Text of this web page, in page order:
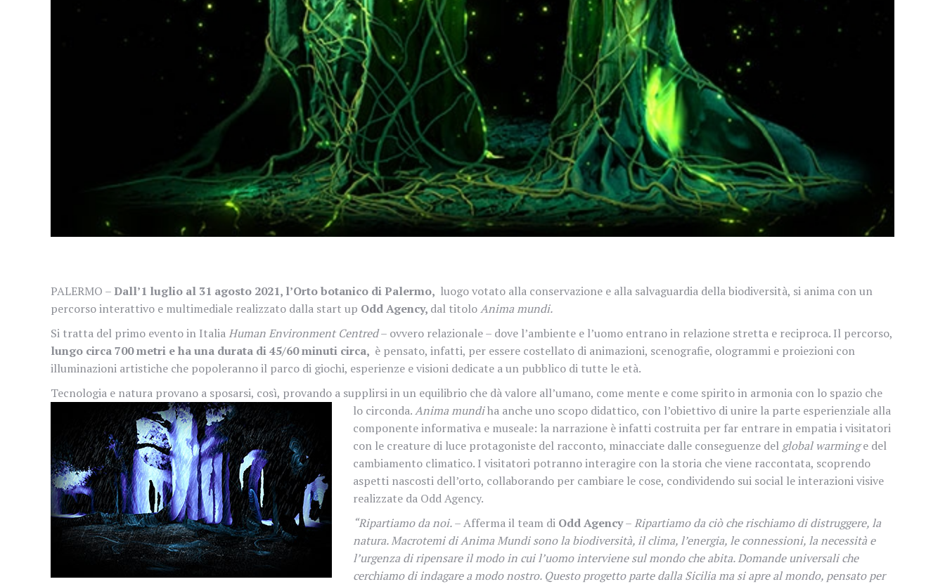
PALERMO –Dall’1 luglio al 31 agosto 2021, l’Orto botanico di Palermo, luogo votato alla conservazione e alla salvaguardia della biodiversità, si anima con un
percorso interattivo e multimediale realizzato dalla start up Odd Agency, dal titoloAnima mundi.
Si tratta del primo evento in ItaliaHuman Environment Centred– ovvero relazionale – dove l’ambiente e l’uomo entrano in relazione stretta e reciproca. Il percorso,
lungo circa 700 metri e ha una durata di 45/60 minuti circa, è pensato, infatti, per essere costellato di animazioni, scenografie, ologrammi e proiezioni con
illuminazioni artistiche che popoleranno il parco di giochi, esperienze e visioni dedicate a un pubblico di tutte le età.
Tecnologia e natura provano a sposarsi, così, provando a supplirsi in un equilibrio che dà valore all’umano, come mente e come spirito in armonia con lo spazio che
lo circonda.Anima mundiha ancheuno scopo didattico, con l’obiettivo di unire la parte esperienziale alla
componente informativa e museale: la narrazione è infatti costruita per far entrare in empatia i visitatori
con le creature di luce protagoniste del racconto, minacciate dalle conseguenze del global warminge del
cambiamento climatico. I visitatori potranno interagire con la storia che viene raccontata, scoprendo
aspetti nascosti dell’orto, collaborando per cambiare le cose, condividendo sui social le interazioni visive
realizzate da Odd Agency.
“Ripartiamo da noi.– Afferma il team di Odd Agency–Ripartiamo da ciò che rischiamo di distruggere, la
natura. Macrotemi diAnima Mundisono la biodiversità, il clima, l’energia, le connessioni, la necessità e
l’urgenza di ripensare il modo in cui l’uomo interviene sul mondo che abita. Domande universali che
cerchiamo di indagare a modo nostro. Questo progetto parte dalla Sicilia ma si apre al mondo, pensato per